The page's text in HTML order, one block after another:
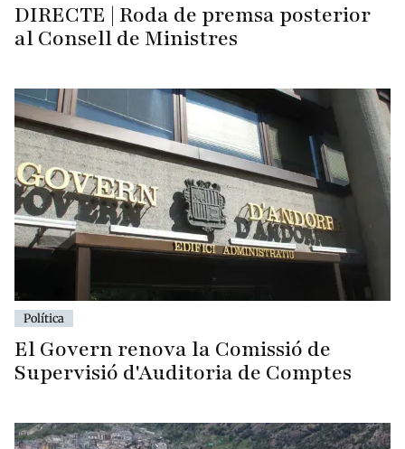
DIRECTE | Roda de premsa posterior
al Consell de Ministres
Política
El Govern renova la Comissió de
Supervisió d'Auditoria de Comptes